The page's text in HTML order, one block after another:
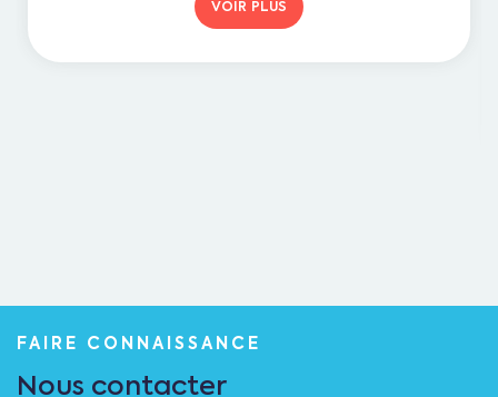
VOIR PLUS
FAIRE CONNAISSANCE
Nous contacter